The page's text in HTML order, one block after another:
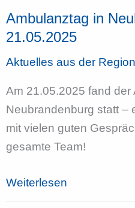
Ambulanztag in
21.05.2025
Aktuelles aus der Region
Am 21.05.2025 fand der
Neubrandenburg statt –
mit vielen guten
gesamte Team!
Ambulanztag
in
Weiterlesen